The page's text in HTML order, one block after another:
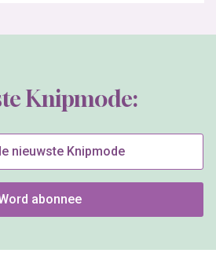
Knipmode:
nieuwste Knipmode
abonnee